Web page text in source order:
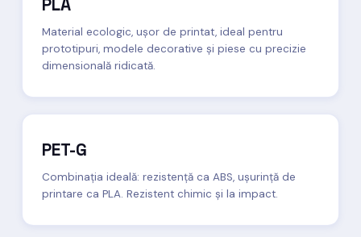
PLA
Material ecologic, ușor de printat, ideal pentru
prototipuri, modele decorative și piese cu precizie
dimensională ridicată.
PET-G
Combinația ideală: rezistență ca ABS, ușurință de
printare ca PLA. Rezistent chimic și la impact.